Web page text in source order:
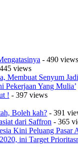
- 490 views
views
Membuat Senyum
Pekerjaan Yang Mulia’
! - 397 views
Boleh kah? - 391
dari Saffron - 365
Kini Peluang Pasar
ini Target